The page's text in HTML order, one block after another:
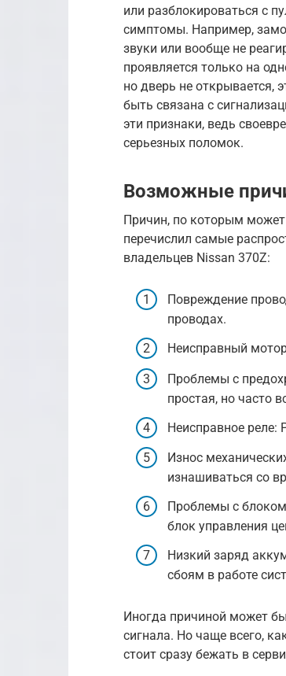
или разблокироваться с
симптомы. Например,
звуки или вообще не
проявляется только на
но дверь не открывается,
быть связана с
эти признаки, ведь
серьезных поломок.
Возможные
Причин, по которым
перечислил самые
владельцев Nissan 370Z:
Повреждение
проводах.
Неисправный
Проблемы с
простая, но часто
Неисправное реле:
Износ
изнашиваться со
Проблемы с блоком
блок управления
Низкий заряд
сбоям в работе
Иногда причиной может
сигнала. Но чаще всего,
стоит сразу бежать в